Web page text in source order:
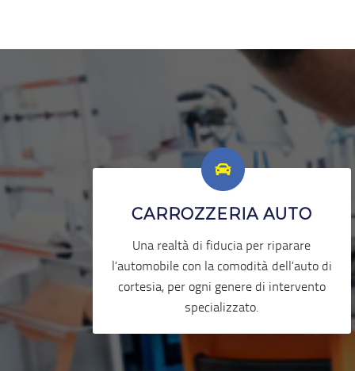
CARROZZERIA AUTO
Una realtà di fiducia per riparare
cortesia, per ogni genere di intervento
specializzato.